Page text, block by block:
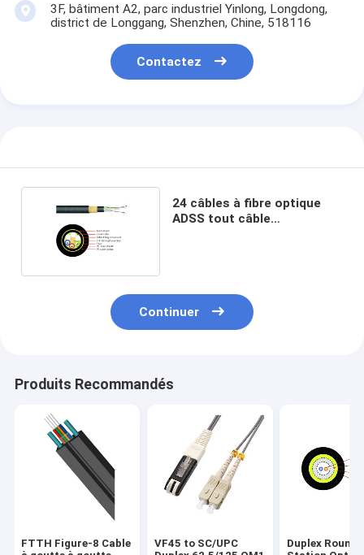
3F, bâtiment A2, parc industriel Yinlong, Longdong,
district de Longgang, Shenzhen, Chine, 518116
Contactez
24 câbles à fibre optique
ADSS tout câble
Continuer
Produits Recommandés
FTTH Figure-8 Cable
VF45 to SC/UPC
Duplex Round